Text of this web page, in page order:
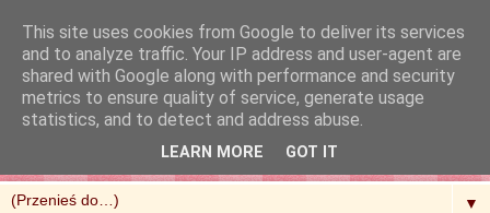
R'n'G Kitchen
▼
This site uses cookies from Google to deliver its services
and to analyze traffic. Your IP address and user-agent are
shared with Google along with performance and security
metrics to ensure quality of service, generate usage
statistics, and to detect and address abuse.
LEARN MORE GOT IT